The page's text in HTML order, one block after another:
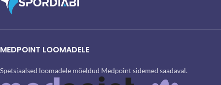
MEDPOINT LOOMADELE
Spetsiaalsed loomadele mõeldud Medpoint sidemed saadaval.